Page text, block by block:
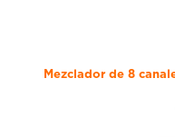
Mezclador de 8